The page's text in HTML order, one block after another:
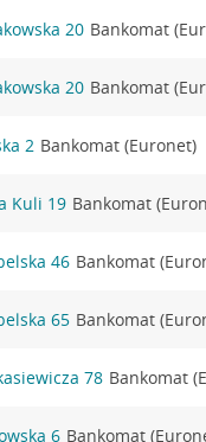
20 Bankomat
20 Bankomat
2 Bankomat (Euronet)
Kuli 19 Bankomat
46 Bankomat
65 Bankomat
78 Bankomat
6 Bankomat